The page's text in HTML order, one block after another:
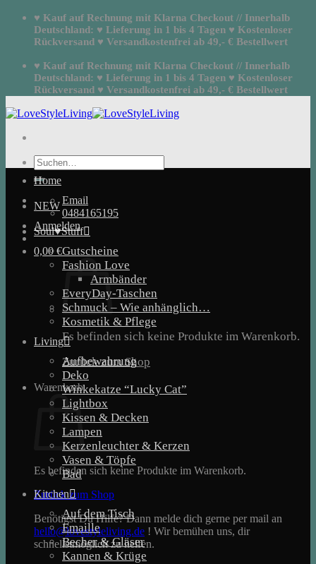
Zum
springen
♥ Kauf auf Rechnung mit Klarna Checkout // Innerhalb
Deutschland: ♥ Lieferung in 1 bis 4 Tagen ♥ Kostenloser
Rückversand ♥ Versandkostenfrei ab 49,- € Bestellwert
♥ Kauf auf Rechnung mit Klarna Checkout // Innerhalb
Deutschland: ♥ Lieferung in 1 bis 4 Tagen ♥ Kostenloser
Rückversand ♥ Versandkostenfrei ab 49,- € Bestellwert
Suchen
nach:
Email
0484165195
Anmelden
0,00€
Es befinden sich keine Produkte im Warenkorb.
Zurück zum Shop
Warenkorb
Es befinden sich keine Produkte im Warenkorb.
Zurück zum Shop
Benötigst Du Hilfe? Dann melde dich gerne per mail an
hello@lovestyleliving.de ! Wir bemühen uns, dir
schnellstmöglich zu helfen.
Home
NEW
Soul♥Stuff
Gutscheine
Fashion Love
Armbänder
EveryDay-Taschen
Schmuck – Wie anhänglich…
Kosmetik & Pflege
Living
Aufbewahrung
Deko
Winkekatze “Lucky Cat”
Lightbox
Kissen & Decken
Lampen
Kerzenleuchter & Kerzen
Vasen & Töpfe
Bad
Kitchen
Auf dem Tisch
Emaille
Becher & Gläser
Kannen & Krüge